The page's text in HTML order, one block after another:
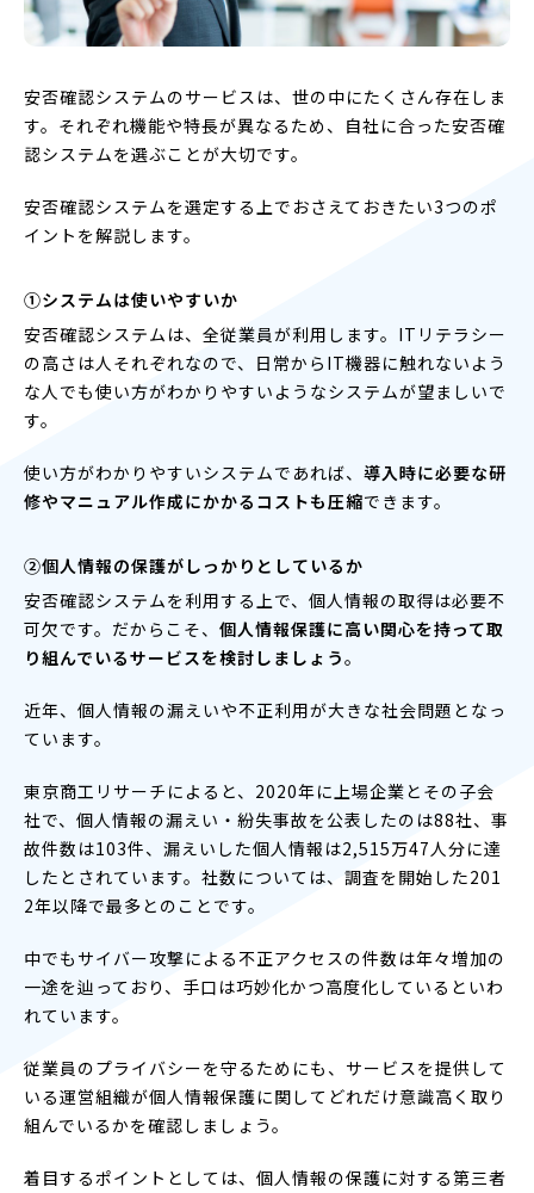
安否確認システムのサービスは、世の中にたくさん存在しま
す。それぞれ機能や特長が異なるため、自社に合った安否確
認システムを選ぶことが大切です。
安否確認システムを選定する上でおさえておきたい3つのポ
イントを解説します。
①システムは使いやすいか
安否確認システムは、全従業員が利用します。ITリテラシー
の高さは人それぞれなので、日常からIT機器に触れないよう
な人でも使い方がわかりやすいようなシステムが望ましいで
す。
使い方がわかりやすいシステムであれば、 導入時に必要な研
修やマニュアル作成にかかるコストも圧縮できます。
②個人情報の保護がしっかりとしているか
安否確認システムを利用する上で、個人情報の取得は必要不
可欠です。だからこそ、 個人情報保護に高い関心を持って取
り組んでいるサービスを検討しましょう。
近年、個人情報の漏えいや不正利用が大きな社会問題となっ
ています。
東京商工リサーチによると、2020年に上場企業とその子会
社で、個人情報の漏えい・紛失事故を公表したのは88社、事
故件数は103件、漏えいした個人情報は2,515万47人分に達
したとされています。社数については、調査を開始した201
2年以降で最多とのことです。
中でもサイバー攻撃による不正アクセスの件数は年々増加の
一途を辿っており、手口は巧妙化かつ高度化しているといわ
れています。
従業員のプライバシーを守るためにも、サービスを提供して
いる運営組織が個人情報保護に関してどれだけ意識高く取り
組んでいるかを確認しましょう。
着目するポイントとしては、個人情報の保護に対する第三者